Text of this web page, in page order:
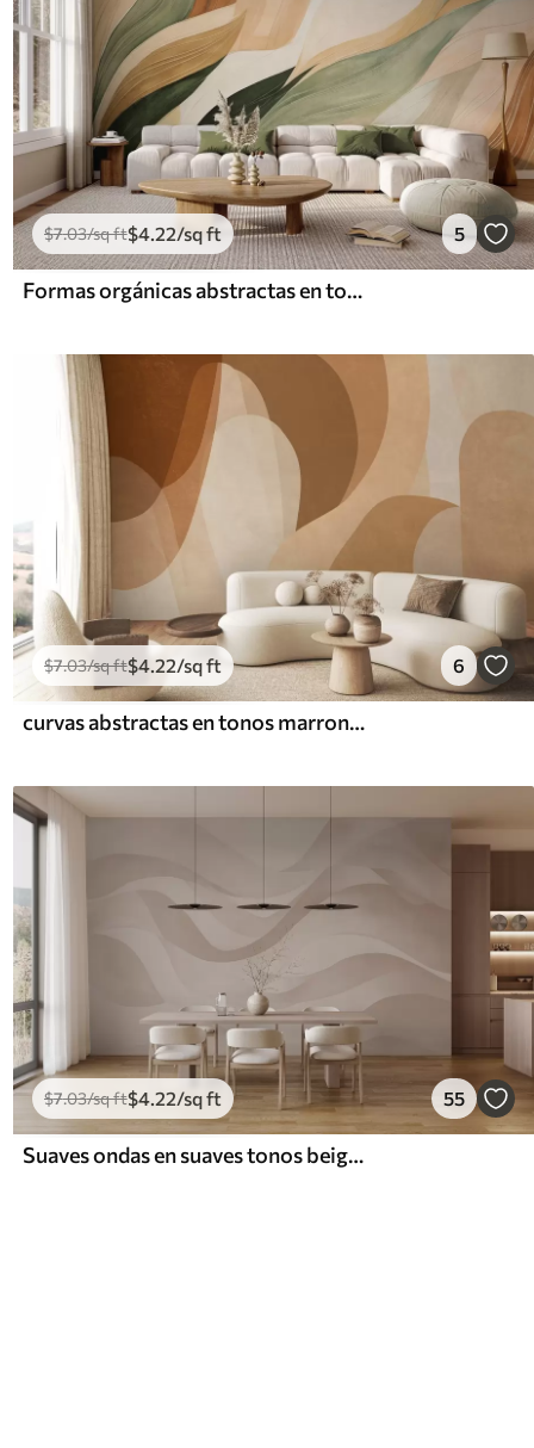
$7.03/sq ft$4.22/sq ft 5
Formas orgánicas abstractas en tonos tierra —verde, marrón y beige— con texturas fluidas
$7.03/sq ft$4.22/sq ft 6
curvas abstractas en tonos marrones, beige y rojizos
$7.03/sq ft$4.22/sq ft 55
Suaves ondas en suaves tonos beige en estilo acuarela